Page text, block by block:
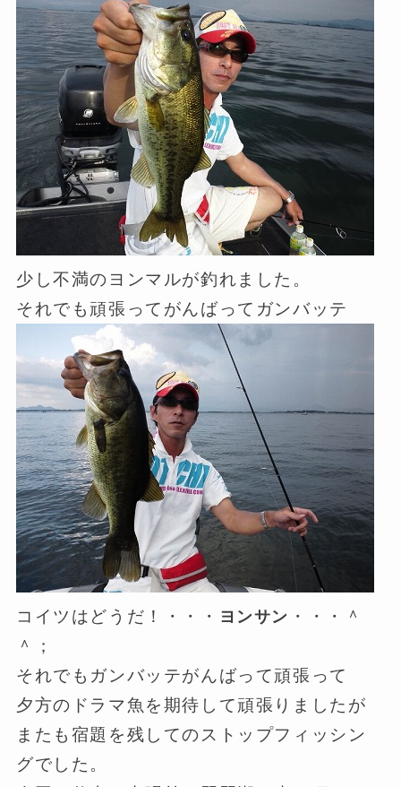
少し不満のヨンマルが釣れました。
それでも頑張ってがんばってガンバッテ
コイツはどうだ！・・・ ヨンサン ・・・＾
＾；
それでもガンバッテがんばって頑張って
夕方のドラマ魚を期待して頑張りましたが
またも宿題を残してのストップフィッシン
グでした。